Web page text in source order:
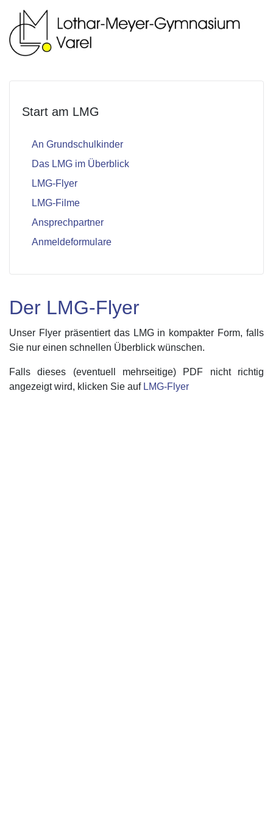
Start am LMG
An Grundschulkinder
Das LMG im Überblick
LMG-Flyer
LMG-Filme
Ansprechpartner
Anmeldeformulare
Der LMG-Flyer
Unser Flyer präsentiert das LMG in kompakter Form, falls
Sie nur einen schnellen Überblick wünschen.
Falls dieses (eventuell mehrseitige) PDF nicht richtig
angezeigt wird, klicken Sie auf LMG-Flyer